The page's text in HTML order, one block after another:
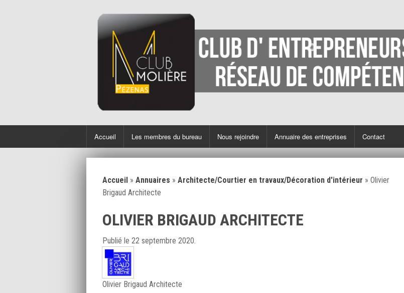
Accueil Les membres du bureau Nous rejoindre Annuaire des entreprises Contact
Accueil » Annuaires » Architecte/Courtier en travaux/Décoration d'intérieur » Olivier
Brigaud Architecte
OLIVIER BRIGAUD ARCHITECTE
Publié le 22 septembre 2020.
Olivier Brigaud Architecte